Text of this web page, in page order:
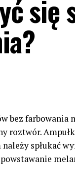
się
bez farbowania
roztwór.
spłukać